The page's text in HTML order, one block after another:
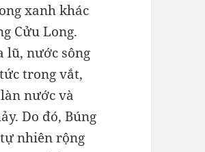
xanh khác
Cửu Long.
lũ, nước sông
trong vắt,
nước và
Do đó, Búng
nhiên rộng